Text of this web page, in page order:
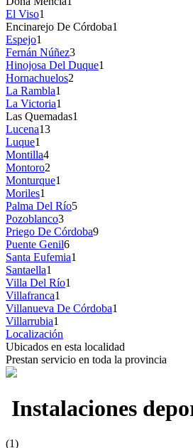
El Viso1
Encinarejo De Córdoba1
Espejo1
Fernán Núñez3
Hinojosa Del Duque1
Hornachuelos2
La Rambla1
La Victoria1
Las Quemadas1
Lucena13
Luque1
Montilla4
Montoro2
Monturque1
Moriles1
Palma Del Río5
Pozoblanco3
Priego De Córdoba9
Puente Genil6
Santa Eufemia1
Santaella1
Villa Del Río1
Villafranca1
Villanueva De Córdoba1
Villarrubia1
Localización
Ubicados en esta localidad
Prestan servicio en toda la provincia
Instalaciones
(1)